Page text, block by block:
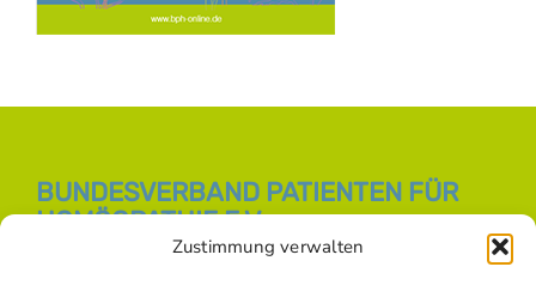
Zustimmung verwalten
BUNDESVERBAND PATIENTEN FÜR
HOMÖOPATHIE E.V.
E-Mail:info [at] bph-online.de